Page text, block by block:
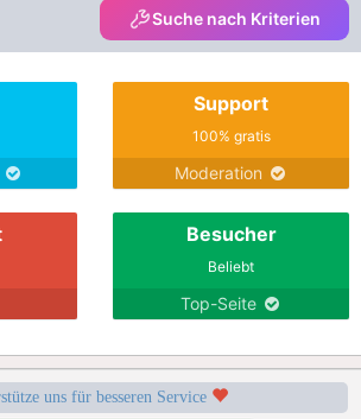
Suche nach Kriterien
Support
100% gratis
Moderation
Besucher
Beliebt
Top-Seite
uns für besseren Service